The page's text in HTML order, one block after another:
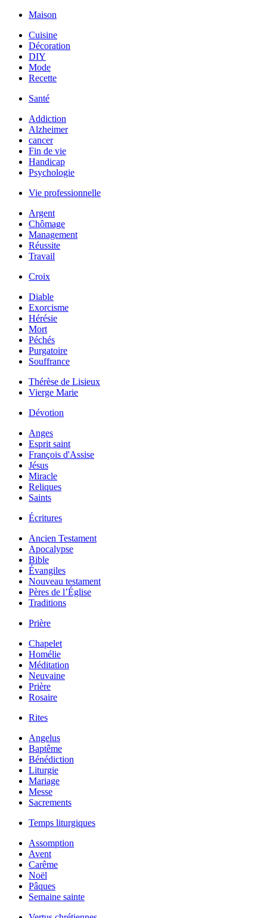
Maison
Cuisine
Décoration
DIY
Mode
Recette
Santé
Addiction
Alzheimer
cancer
Fin de vie
Handicap
Psychologie
Vie professionnelle
Argent
Chômage
Management
Réussite
Travail
Croix
Diable
Exorcisme
Hérésie
Mort
Péchés
Purgatoire
Souffrance
Thérèse de Lisieux
Vierge Marie
Dévotion
Anges
Esprit saint
François d'Assise
Jésus
Miracle
Reliques
Saints
Écritures
Ancien Testament
Apocalypse
Bible
Évangiles
Nouveau testament
Pères de l’Église
Traditions
Prière
Chapelet
Homélie
Méditation
Neuvaine
Prière
Rosaire
Rites
Angelus
Baptême
Bénédiction
Liturgie
Mariage
Messe
Sacrements
Temps liturgiques
Assomption
Avent
Carême
Noël
Pâques
Semaine sainte